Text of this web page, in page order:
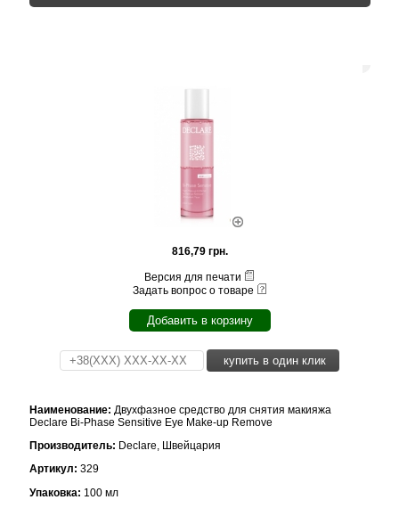
816,79 грн.
Версия для печати
Задать вопрос о товаре
Добавить в корзину
купить в один клик
Наименование: Двухфазное средство для снятия макияжа
Declare Bi-Phase Sensitive Eye Make-up Remove
Производитель: Declare, Швейцария
Артикул: 329
Упаковка: 100 мл